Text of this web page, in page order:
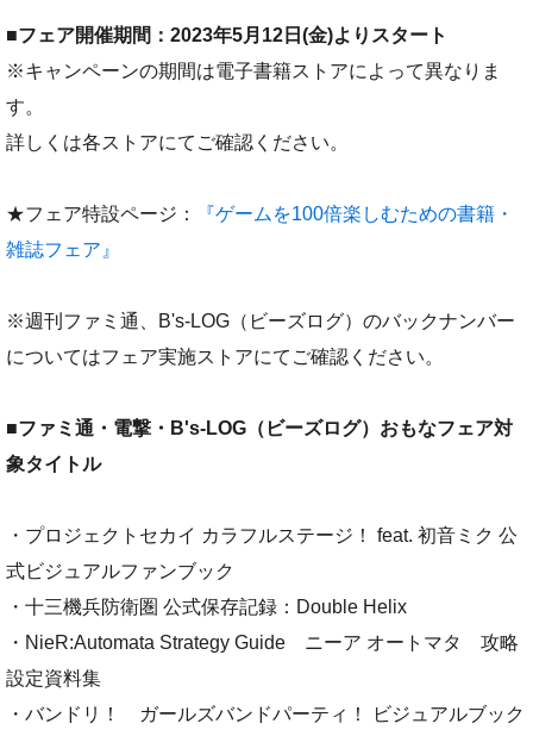
■フェア開催期間：2023年5月12日(金)よりスタート
※キャンペーンの期間は電子書籍ストアによって異なりま
す。
詳しくは各ストアにてご確認ください。
★フェア特設ページ：
『ゲームを100倍楽しむための書籍・
雑誌フェア』
※週刊ファミ通、B's-LOG（ビーズログ）のバックナンバー
についてはフェア実施ストアにてご確認ください。
■ファミ通・電撃・B's-LOG（ビーズログ）おもなフェア対
象タイトル
・プロジェクトセカイ カラフルステージ！ feat. 初音ミク 公
式ビジュアルファンブック
・十三機兵防衛圏 公式保存記録：Double Helix
・NieR:Automata Strategy Guide ニーア オートマタ 攻略
設定資料集
・バンドリ！ ガールズバンドパーティ！ ビジュアルブック